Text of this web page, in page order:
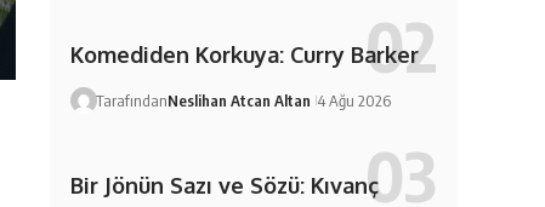
Komediden Korkuya: Curry Barker
TarafındanNeslihan Atcan Altan 4 Ağu 2026
Bir Jönün Sazı ve Sözü: Kıvanç